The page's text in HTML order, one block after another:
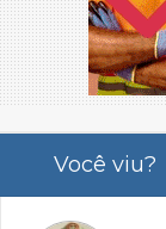
Você viu?